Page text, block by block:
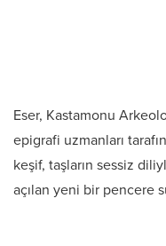
Eser, Kastamonu
epigrafi uzmanları
keşif, taşların sessiz
açılan yeni bir pencere